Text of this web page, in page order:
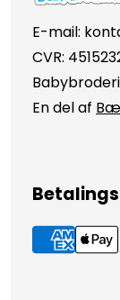
E-mail:
CVR:
En del af